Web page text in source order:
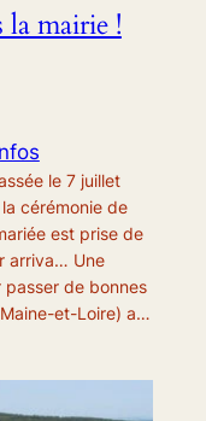
la mairie !
le 7 juillet
cérémonie de
est prise de
arriva… Une
de bonnes
et-Loire) a…